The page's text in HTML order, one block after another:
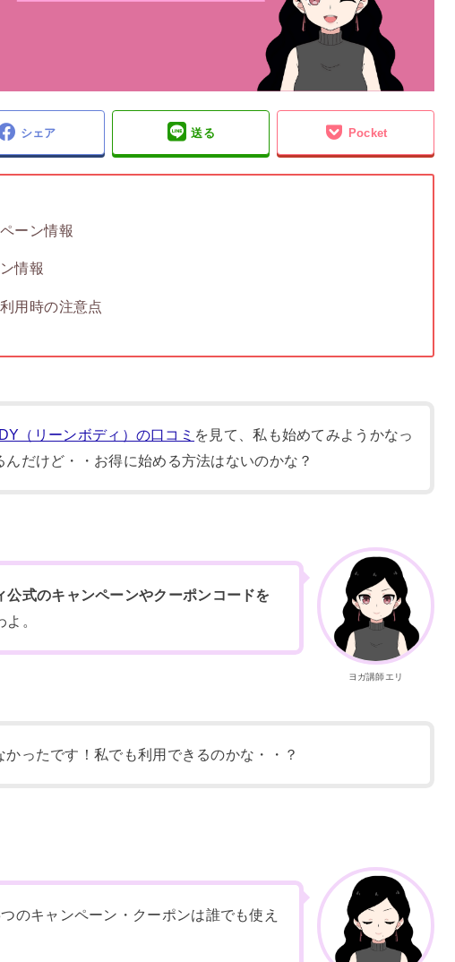
シェア 送る Pocket
ーン情報
情報
用時の注意点
（リーンボディ）の口コミ を見て、私も始めてみようかなっ
んだけど・・お得に始める方法はないのかな？
ヨガ講師エリ
公式のキャンペーンやクーポンコードを
よ。
かったです！私でも利用できるのかな・・？
のキャンペーン・クーポンは誰でも使え